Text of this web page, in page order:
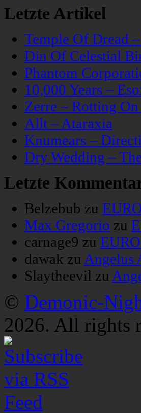
Letzte Artikel
Temple Of Dread
Din Of Celestial
Phantom
10,000 Years –
Zerre – Rotting
Allt – Ataraxia
Knumears –
Dry Wedding –
Letzte
Belzebub zu
Max Gregorio zu
carnage9 zu
dawak zuAngelus
Slaytheevil zu
© Demonic-
2026. All rights